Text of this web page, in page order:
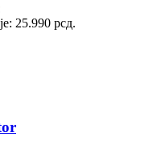
25.990 рсд.